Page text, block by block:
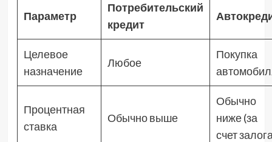
Параметр
Потребительский
кредит
Целевое
назначение
Любое
Покупка
Процентная
ставка
Обычно выше
Обычно
ниже (за
счет